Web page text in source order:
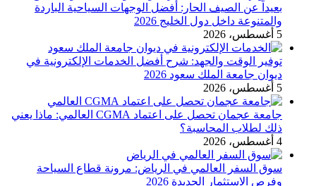
بعيداً عن الصيف الحار: أفضل الوجهات السياحية الباردة
والمتنوعة داخل دول الخليج 2026
5 أغسطس، 2026
توفير الوقت والجهد: شرح أفضل الخدمات الإلكترونية في
ديوان جامعة الملك سعود 2026
5 أغسطس، 2026
جامعة عجمان تحصل على اعتماد CGMA العالمي: ماذا يعني
ذلك لطلاب المحاسبة؟
4 أغسطس، 2026
سوق السفر العالمي في الرياض: مرونة قطاع السياحة
وفرص الاستثمار الجديدة 2026